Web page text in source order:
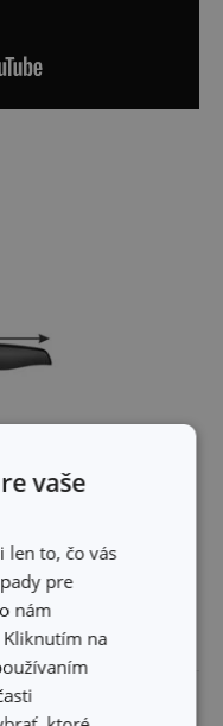
vaše
len to, čo vás
pre
nám
na